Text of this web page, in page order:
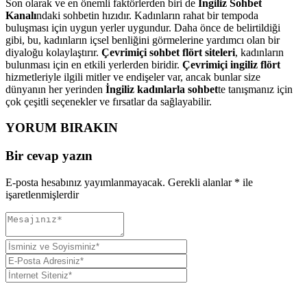
Son olarak ve en önemli faktörlerden biri de İngiliz Sohbet
Kanalındaki sohbetin hızıdır. Kadınların rahat bir tempoda
buluşması için uygun yerler uygundur. Daha önce de belirtildiği
gibi, bu, kadınların içsel benliğini görmelerine yardımcı olan bir
diyaloğu kolaylaştırır. Çevrimiçi sohbet flört siteleri, kadınların
bulunması için en etkili yerlerden biridir. Çevrimiçi ingiliz flört
hizmetleriyle ilgili mitler ve endişeler var, ancak bunlar size
dünyanın her yerinden İngiliz kadınlarla sohbette tanışmanız için
çok çeşitli seçenekler ve fırsatlar da sağlayabilir.
YORUM BIRAKIN
Bir cevap yazın
E-posta hesabınız yayımlanmayacak. Gerekli alanlar * ile
işaretlenmişlerdir